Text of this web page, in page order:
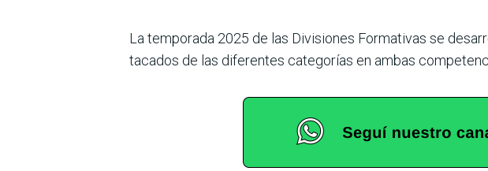
La temporada 2025 de las Divisiones Formativas se
tacados de las diferentes categorías en ambas